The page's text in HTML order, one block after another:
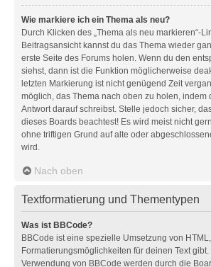
Wie markiere ich ein Thema als neu?
Durch Klicken des „Thema als neu markieren“-
Beitragsansicht kannst du das Thema wieder
erste Seite des Forums holen. Wenn du den
siehst, dann ist die Funktion möglicherweise
letzten Markierung ist nicht genügend Zeit
möglich, das Thema nach oben zu holen, indem
Antwort darauf schreibst. Stelle jedoch sicher,
dieses Boards beachtest! Es wird meist nicht
ohne triftigen Grund auf alte oder
wird.
Nach oben
Textformatierung und Thementypen
Was ist BBCode?
BBCode ist eine spezielle Umsetzung von
Formatierungsmöglichkeiten für deinen Text
Verwendung von BBCode werden durch die